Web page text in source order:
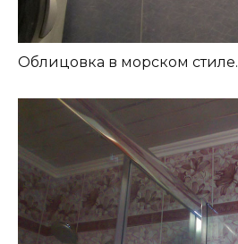
Облицовка в морском стиле.